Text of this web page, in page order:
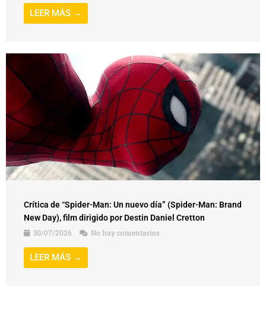
LEER MÁS →
Crítica de “Spider-Man: Un nuevo día” (Spider-Man: Brand
New Day), film dirigido por Destin Daniel Cretton
30/07/2026
No hay comentarios
LEER MÁS →